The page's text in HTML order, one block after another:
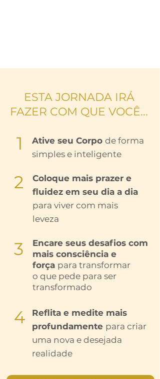
ESTA JORNADA IRÁ
FAZER COM QUE VOCÊ...
Ative seu Corpo de forma
simples e inteligente
1
2
Coloque mais prazer e
fluidez em seu dia a dia
para viver com mais
leveza
3
Encare seus desafios com
mais consciência e
força para transformar
o que pede para ser
transformado
4
Reflita e medite mais
profundamente para criar
uma nova e desejada
realidade